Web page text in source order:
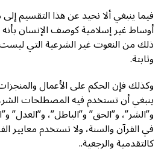
فيما ينبغي ألا نحيد عن هذا التقسيم
أوساط غير إسلامية كوصف الإنسان
ذلك من النعوت غير الشرعية التي
وثابتة.
وكذلك فإن الحكم على الأعمال
ينبغي أن تستخدم فيه المصطلحات
و”الشر”، و”الحق” و”الباطل”،
في القرآن والسنة، ولا تستخدم معايير
كالتقدمية والرجعية..